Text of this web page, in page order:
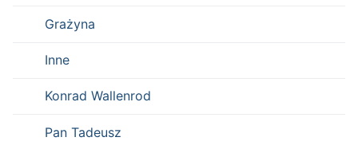
Grażyna
Inne
Konrad Wallenrod
Pan Tadeusz